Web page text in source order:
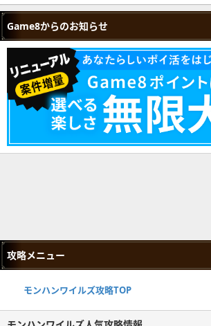
Game8からのお知らせ
攻略メニュー
モンハンワイルズ攻略TOP